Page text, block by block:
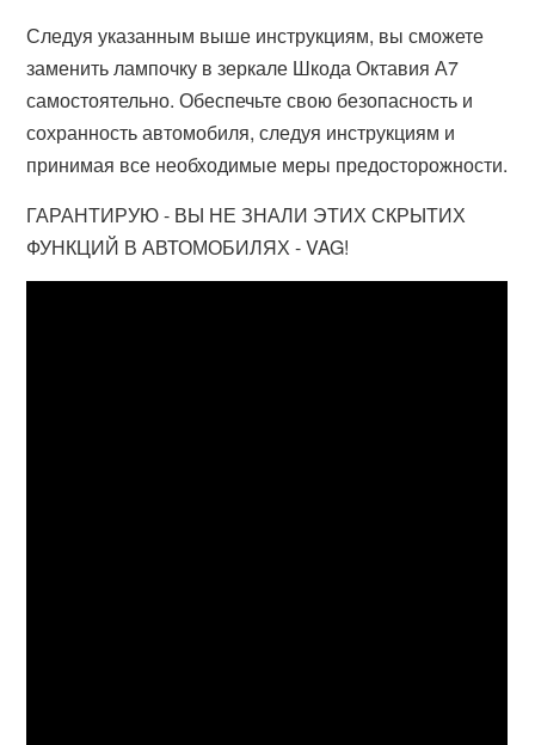
Следуя указанным выше инструкциям, вы сможете
заменить лампочку в зеркале Шкода Октавия А7
самостоятельно. Обеспечьте свою безопасность и
сохранность автомобиля, следуя инструкциям и
принимая все необходимые меры предосторожности.
ГАРАНТИРУЮ - ВЫ НЕ ЗНАЛИ ЭТИХ СКРЫТИХ
ФУНКЦИЙ В АВТОМОБИЛЯХ - VAG!